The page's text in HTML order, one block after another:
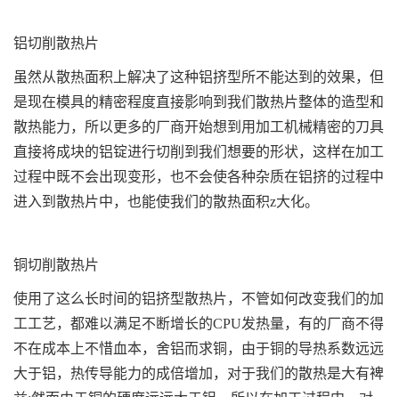
铝切削散热片
虽然从散热面积上解决了这种铝挤型所不能达到的效果，但
是现在模具的精密程度直接影响到我们散热片整体的造型和
散热能力，所以更多的厂商开始想到用加工机械精密的刀具
直接将成块的铝锭进行切削到我们想要的形状，这样在加工
过程中既不会出现变形，也不会使各种杂质在铝挤的过程中
进入到散热片中，也能使我们的散热面积z大化。
铜切削散热片
使用了这么长时间的铝挤型散热片，不管如何改变我们的加
工工艺，都难以满足不断增长的CPU发热量，有的厂商不得
不在成本上不惜血本，舍铝而求铜，由于铜的导热系数远远
大于铝，热传导能力的成倍增加，对于我们的散热是大有裨